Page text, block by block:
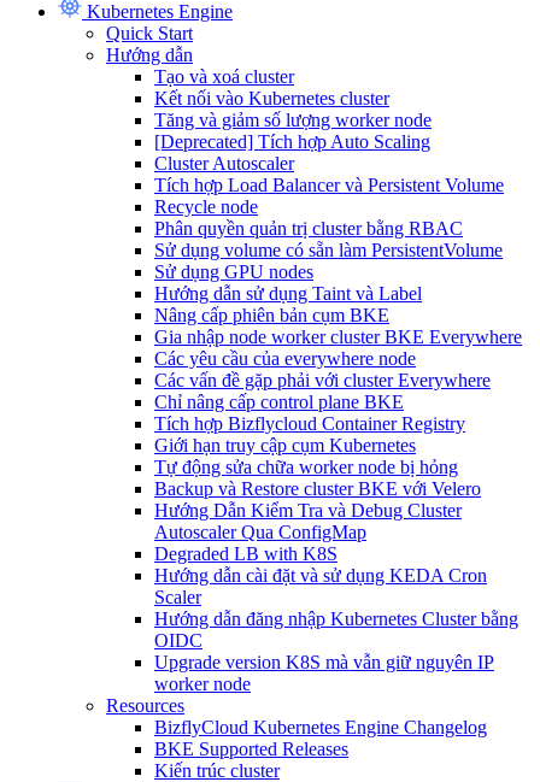
Kubernetes Engine
Quick Start
Hướng dẫn
Tạo và xoá cluster
Kết nối vào Kubernetes cluster
Tăng và giảm số lượng worker node
[Deprecated] Tích hợp Auto Scaling
Cluster Autoscaler
Tích hợp Load Balancer và Persistent Volume
Recycle node
Phân quyền quản trị cluster bằng RBAC
Sử dụng volume có sẵn làm PersistentVolume
Sử dụng GPU nodes
Hướng dẫn sử dụng Taint và Label
Nâng cấp phiên bản cụm BKE
Gia nhập node worker cluster BKE Everywhere
Các yêu cầu của everywhere node
Các vấn đề gặp phải với cluster Everywhere
Chỉ nâng cấp control plane BKE
Tích hợp Bizflycloud Container Registry
Giới hạn truy cập cụm Kubernetes
Tự động sửa chữa worker node bị hỏng
Backup và Restore cluster BKE với Velero
Hướng Dẫn Kiểm Tra và Debug Cluster
Autoscaler Qua ConfigMap
Degraded LB with K8S
Hướng dẫn cài đặt và sử dụng KEDA Cron
Scaler
Hướng dẫn đăng nhập Kubernetes Cluster bằng
OIDC
Upgrade version K8S mà vẫn giữ nguyên IP
worker node
Resources
BizflyCloud Kubernetes Engine Changelog
BKE Supported Releases
Kiến trúc cluster